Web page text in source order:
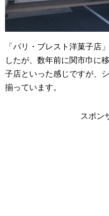
「パリ・ブレスト洋菓子店
したが、数年前に関市巾に
子店といった感じですが、
揃っています。
スポン